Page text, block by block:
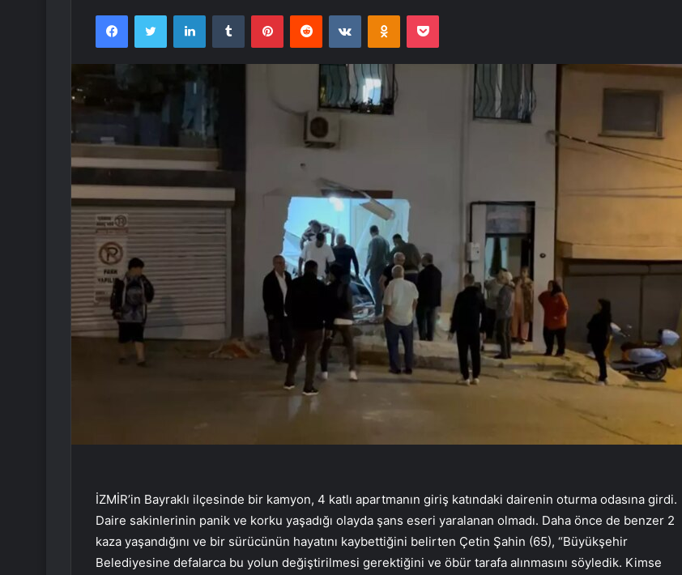
FacebookTwitter LinkedInTumblr PinterestReddit VKontakteOdnoklassniki
Pocket
İZMİR’in Bayraklı ilçesinde bir kamyon, 4 katlı apartmanın giriş katındaki dairenin oturma odasına girdi.
Daire sakinlerinin panik ve korku yaşadığı olayda şans eseri yaralanan olmadı. Daha önce de benzer 2
kaza yaşandığını ve bir sürücünün hayatını kaybettiğini belirten Çetin Şahin (65), “Büyükşehir
Belediyesine defalarca bu yolun değiştirilmesi gerektiğini ve öbür tarafa alınmasını söyledik. Kimse